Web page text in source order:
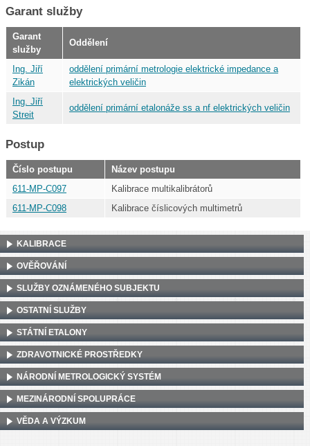
Garant služby
Garant
služby
Oddělení
Ing. Jiří
Zikán
oddělení primární metrologie elektrické impedance a
elektrických veličin
Ing. Jiří
Streit
oddělení primární etalonáže ss a nf elektrických veličin
Postup
Číslo postupu
Název postupu
611-MP-C097
Kalibrace multikalibrátorů
611-MP-C098
Kalibrace číslicových multimetrů
KALIBRACE
OVĚŘOVÁNÍ
SLUŽBY OZNÁMENÉHO SUBJEKTU
OSTATNÍ SLUŽBY
STÁTNÍ ETALONY
ZDRAVOTNICKÉ PROSTŘEDKY
NÁRODNÍ METROLOGICKÝ SYSTÉM
MEZINÁRODNÍ SPOLUPRÁCE
VĚDA A VÝZKUM